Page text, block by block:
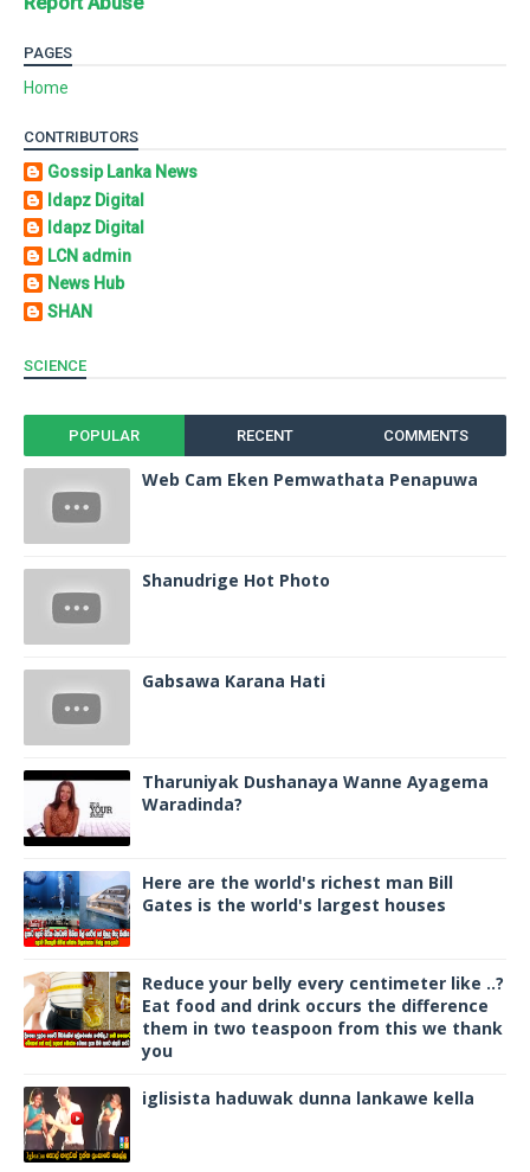
PAGES
Home
CONTRIBUTORS
Gossip Lanka News
Idapz Digital
Idapz Digital
LCN admin
News Hub
SHAN
SCIENCE
POPULAR RECENT COMMENTS
Web Cam Eken Pemwathata Penapuwa
Shanudrige Hot Photo
Gabsawa Karana Hati
Tharuniyak Dushanaya Wanne Ayagema
Waradinda?
Here are the world's richest man Bill
Gates is the world's largest houses
Reduce your belly every centimeter like ..?
Eat food and drink occurs the difference
them in two teaspoon from this we thank
you
iglisista haduwak dunna lankawe kella